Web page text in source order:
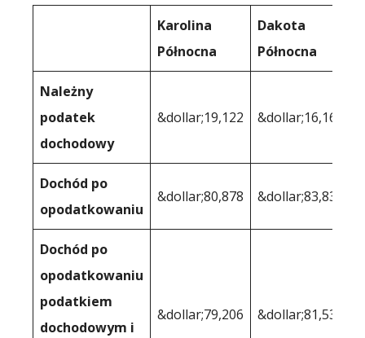
Karolina
Północna
Dakota
Północna
Należny
podatek
dochodowy
&dollar;19,122 &dollar;16,163
Dochód po
opodatkowaniu
&dollar;80,878 &dollar;83,837
Dochód po
opodatkowaniu
podatkiem
dochodowym i
&dollar;79,206 &dollar;81,537